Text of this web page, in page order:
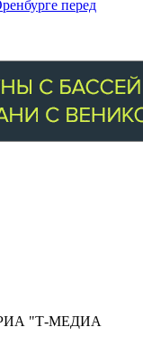
перед
РИА "Т-МЕДИА